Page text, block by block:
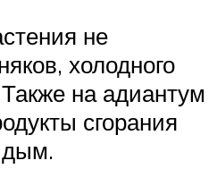
не
холодного
на адиантум
сгорания
дым.